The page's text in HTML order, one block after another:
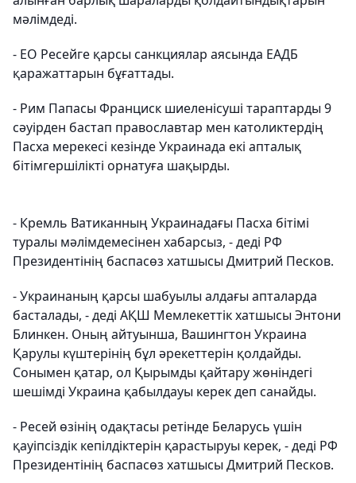
мәлімдеді.
- ЕО Ресейге қарсы санкциялар аясында ЕАДБ
қаражаттарын бұғаттады.
- Рим Папасы Франциск шиеленісуші тараптарды 9
сәуірден бастап православтар мен католиктердің
Пасха мерекесі кезінде Украинада екі апталық
бітімгершілікті орнатуға шақырды.
- Кремль Ватиканның Украинадағы Пасха бітімі
туралы мәлімдемесінен хабарсыз, - деді РФ
Президентінің баспасөз хатшысы Дмитрий Песков.
- Украинаның қарсы шабуылы алдағы апталарда
басталады, - деді АҚШ Мемлекеттік хатшысы Энтони
Блинкен. Оның айтуынша, Вашингтон Украина
Қарулы күштерінің бұл әрекеттерін қолдайды.
Сонымен қатар, ол Қырымды қайтару жөніндегі
шешімді Украина қабылдауы керек деп санайды.
- Ресей өзінің одақтасы ретінде Беларусь үшін
қауіпсіздік кепілдіктерін қарастыруы керек, - деді РФ
Президентінің баспасөз хатшысы Дмитрий Песков.